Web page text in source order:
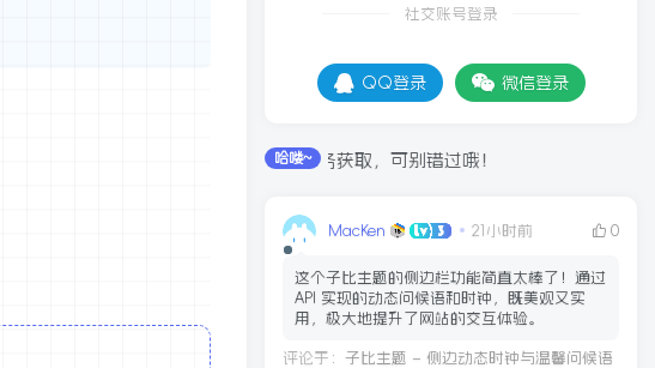
社交账号登录
QQ登录 微信登录
哈喽~
全站积分可通过签到和每日任务获取，可别错过哦！
MacKen 21小时前 0
这个子比主题的侧边栏功能简直太棒了！通过
API 实现的动态问候语和时钟，既美观又实
用，极大地提升了网站的交互体验。
评论于： 子比主题 – 侧边动态时钟与温馨问候语